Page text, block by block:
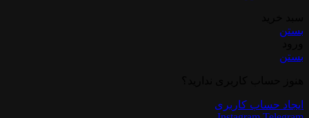
بستن
بستن
ایجاد حساب کاربری